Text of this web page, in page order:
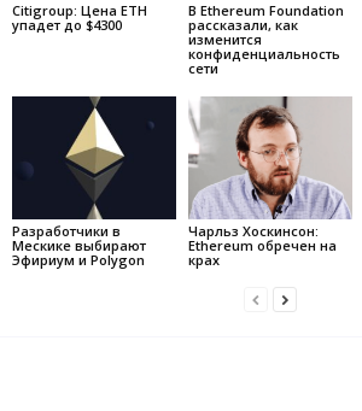
Citigroup: Цена ETH
упадет до $4300
В Ethereum Foundation
рассказали, как
изменится
конфиденциальность
сети
Разработчики в
Мескике выбирают
Эфириум и Polygon
Чарльз Хоскинсон:
Ethereum обречен на
крах